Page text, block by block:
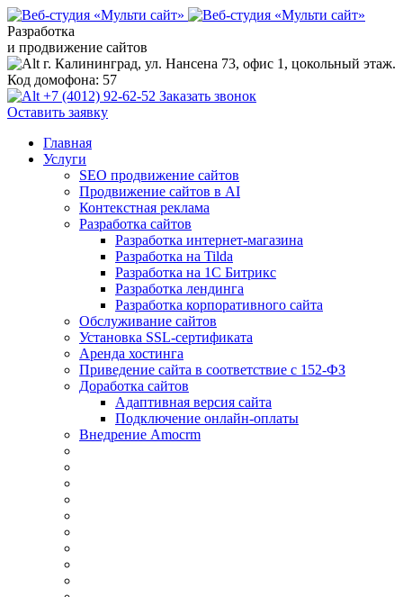
Разработка
и продвижение сайтов
г. Калининград, ул. Нансена 73, офис 1, цокольный этаж.
Код домофона: 57
+7 (4012) 92-62-52 Заказать звонок
Оставить заявку
Главная
Услуги
SEO продвижение сайтов
Продвижение сайтов в AI
Контекстная реклама
Разработка сайтов
Разработка интернет-магазина
Разработка на Tilda
Разработка на 1С Битрикс
Разработка лендинга
Разработка корпоративного сайта
Обслуживание сайтов
Установка SSL-сертификата
Аренда хостинга
Приведение сайта в соответствие с 152-ФЗ
Доработка сайтов
Адаптивная версия сайта
Подключение онлайн-оплаты
Внедрение Amocrm